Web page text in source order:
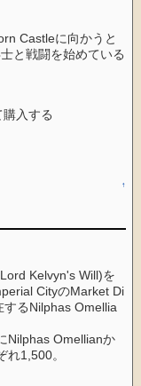
Castleに向かうと
と戦闘を始めている
入する
↑
Kelvyn's Will)を
CityのMarket Di
るNilphas Omellia
Nilphas Omellianか
れ1,500。